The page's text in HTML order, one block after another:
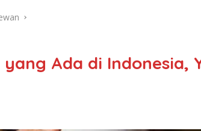
Ada di Indonesia,